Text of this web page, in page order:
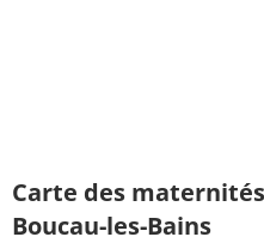
Carte des
Boucau-les-Bains